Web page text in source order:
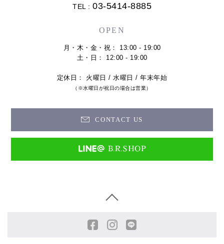
TEL : 03-5414-8885
OPEN
月・木・金・祝： 13:00 - 19:00
土・日： 12:00 - 19:00
定休日： 火曜日 / 水曜日 / 年末年始
（※水曜日が祝日の場合は営業）
CONTACT US